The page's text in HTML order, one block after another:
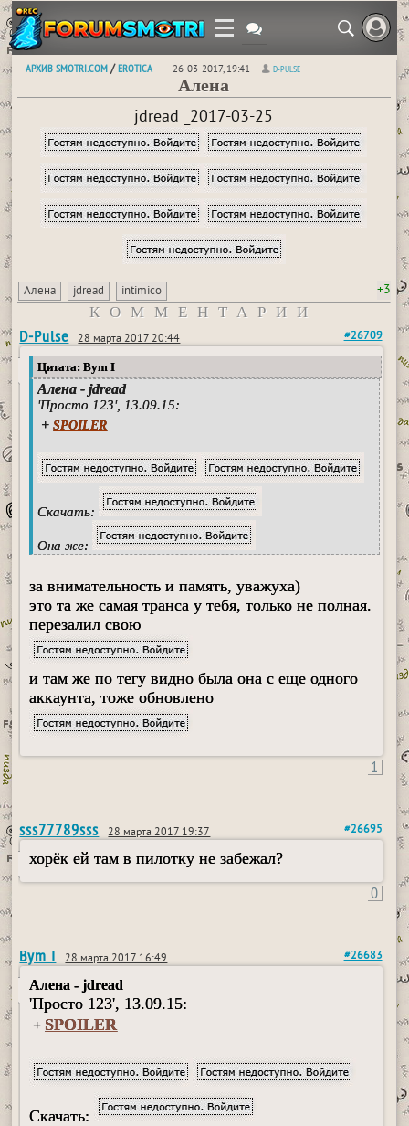
АРХИВ SMOTRI.COM /EROTICA 26-03-2017, 19:41 D-PULSE
Алена
jdread _2017-03-25
Алена jdread intimico +3
КОММЕНТАРИИ
D-Pulse 28 марта 2017 20:44 #26709
Цитата: Bym I
Алена - jdread
'Просто 123', 13.09.15:
+SPOILER
Скачать:
Она же:
за внимательность и память, уважуха)
это та же самая транса у тебя, только не полная.
перезалил свою
и там же по тегу видно была она с еще одного
аккаунта, тоже обновлено
1
sss77789sss 28 марта 2017 19:37 #26695
хорёк ей там в пилотку не забежал?
0
Bym I 28 марта 2017 16:49 #26683
Алена - jdread
'Просто 123', 13.09.15:
+ SPOILER
Скачать: